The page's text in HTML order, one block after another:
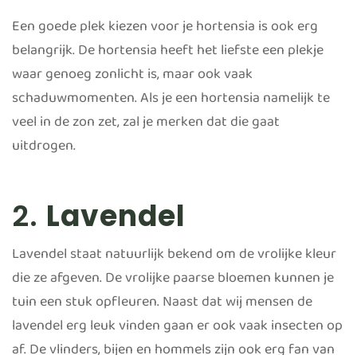
Een goede plek kiezen voor je hortensia is ook erg
belangrijk. De hortensia heeft het liefste een plekje
waar genoeg zonlicht is, maar ook vaak
schaduwmomenten. Als je een hortensia namelijk te
veel in de zon zet, zal je merken dat die gaat
uitdrogen.
2. Lavendel
Lavendel staat natuurlijk bekend om de vrolijke kleur
die ze afgeven. De vrolijke paarse bloemen kunnen je
tuin een stuk opfleuren. Naast dat wij mensen de
lavendel erg leuk vinden gaan er ook vaak insecten op